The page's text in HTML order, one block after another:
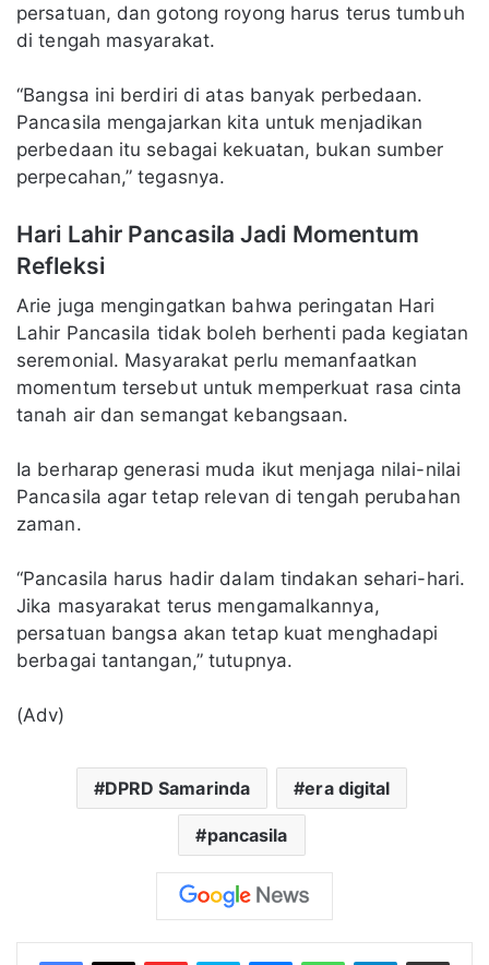
persatuan, dan gotong royong harus terus tumbuh
di tengah masyarakat.
“Bangsa ini berdiri di atas banyak perbedaan.
Pancasila mengajarkan kita untuk menjadikan
perbedaan itu sebagai kekuatan, bukan sumber
perpecahan,” tegasnya.
Hari Lahir Pancasila Jadi Momentum
Refleksi
Arie juga mengingatkan bahwa peringatan Hari
Lahir Pancasila tidak boleh berhenti pada kegiatan
seremonial. Masyarakat perlu memanfaatkan
momentum tersebut untuk memperkuat rasa cinta
tanah air dan semangat kebangsaan.
Ia berharap generasi muda ikut menjaga nilai-nilai
Pancasila agar tetap relevan di tengah perubahan
zaman.
“Pancasila harus hadir dalam tindakan sehari-hari.
Jika masyarakat terus mengamalkannya,
persatuan bangsa akan tetap kuat menghadapi
berbagai tantangan,” tutupnya.
(Adv)
DPRD Samarinda era digital
pancasila
FlipboardSkype MessengerWhatsAppTelegramBagikan melalui Email